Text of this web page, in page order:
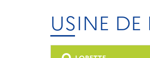
USINE DE